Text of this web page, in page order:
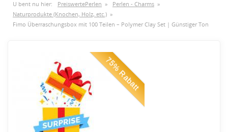
U bent nu hier: PreiswertePerlen » Perlen - Charms »
Naturprodukte (Knochen, Holz, etc.) »
Fimo Überraschungsbox mit 100 Teilen – Polymer Clay Set | Günstiger Ton
75% Rabatt